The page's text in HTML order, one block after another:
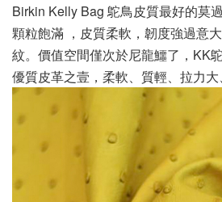
Birkin Kelly Bag 鴕鳥皮質最好的莫
顆粒飽滿 ，皮質柔軟，韌度強過意
紋。價值空間僅次於尼龍鱷了，KK
優質皮革之壹，柔軟、質輕、拉力大